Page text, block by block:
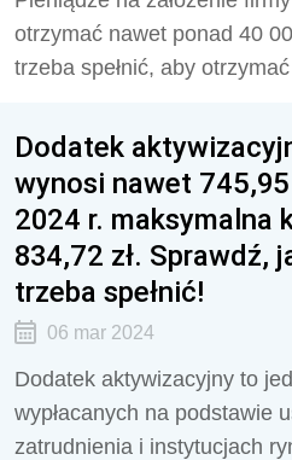
otrzymać nawet ponad 40
trzeba spełnić, aby
Dodatek
wynosi nawet
2024 r. maksymalna
834,72 zł. Sprawdź,
trzeba spełnić!
06 mar 2024
Dodatek aktywizacyjny to
wypłacanych na podstawie
zatrudnienia i instytucjach